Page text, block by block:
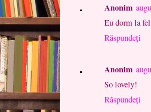
Anonim
Eu dorm la
Răspundeți
Anonim
So lovely!
Răspundeți